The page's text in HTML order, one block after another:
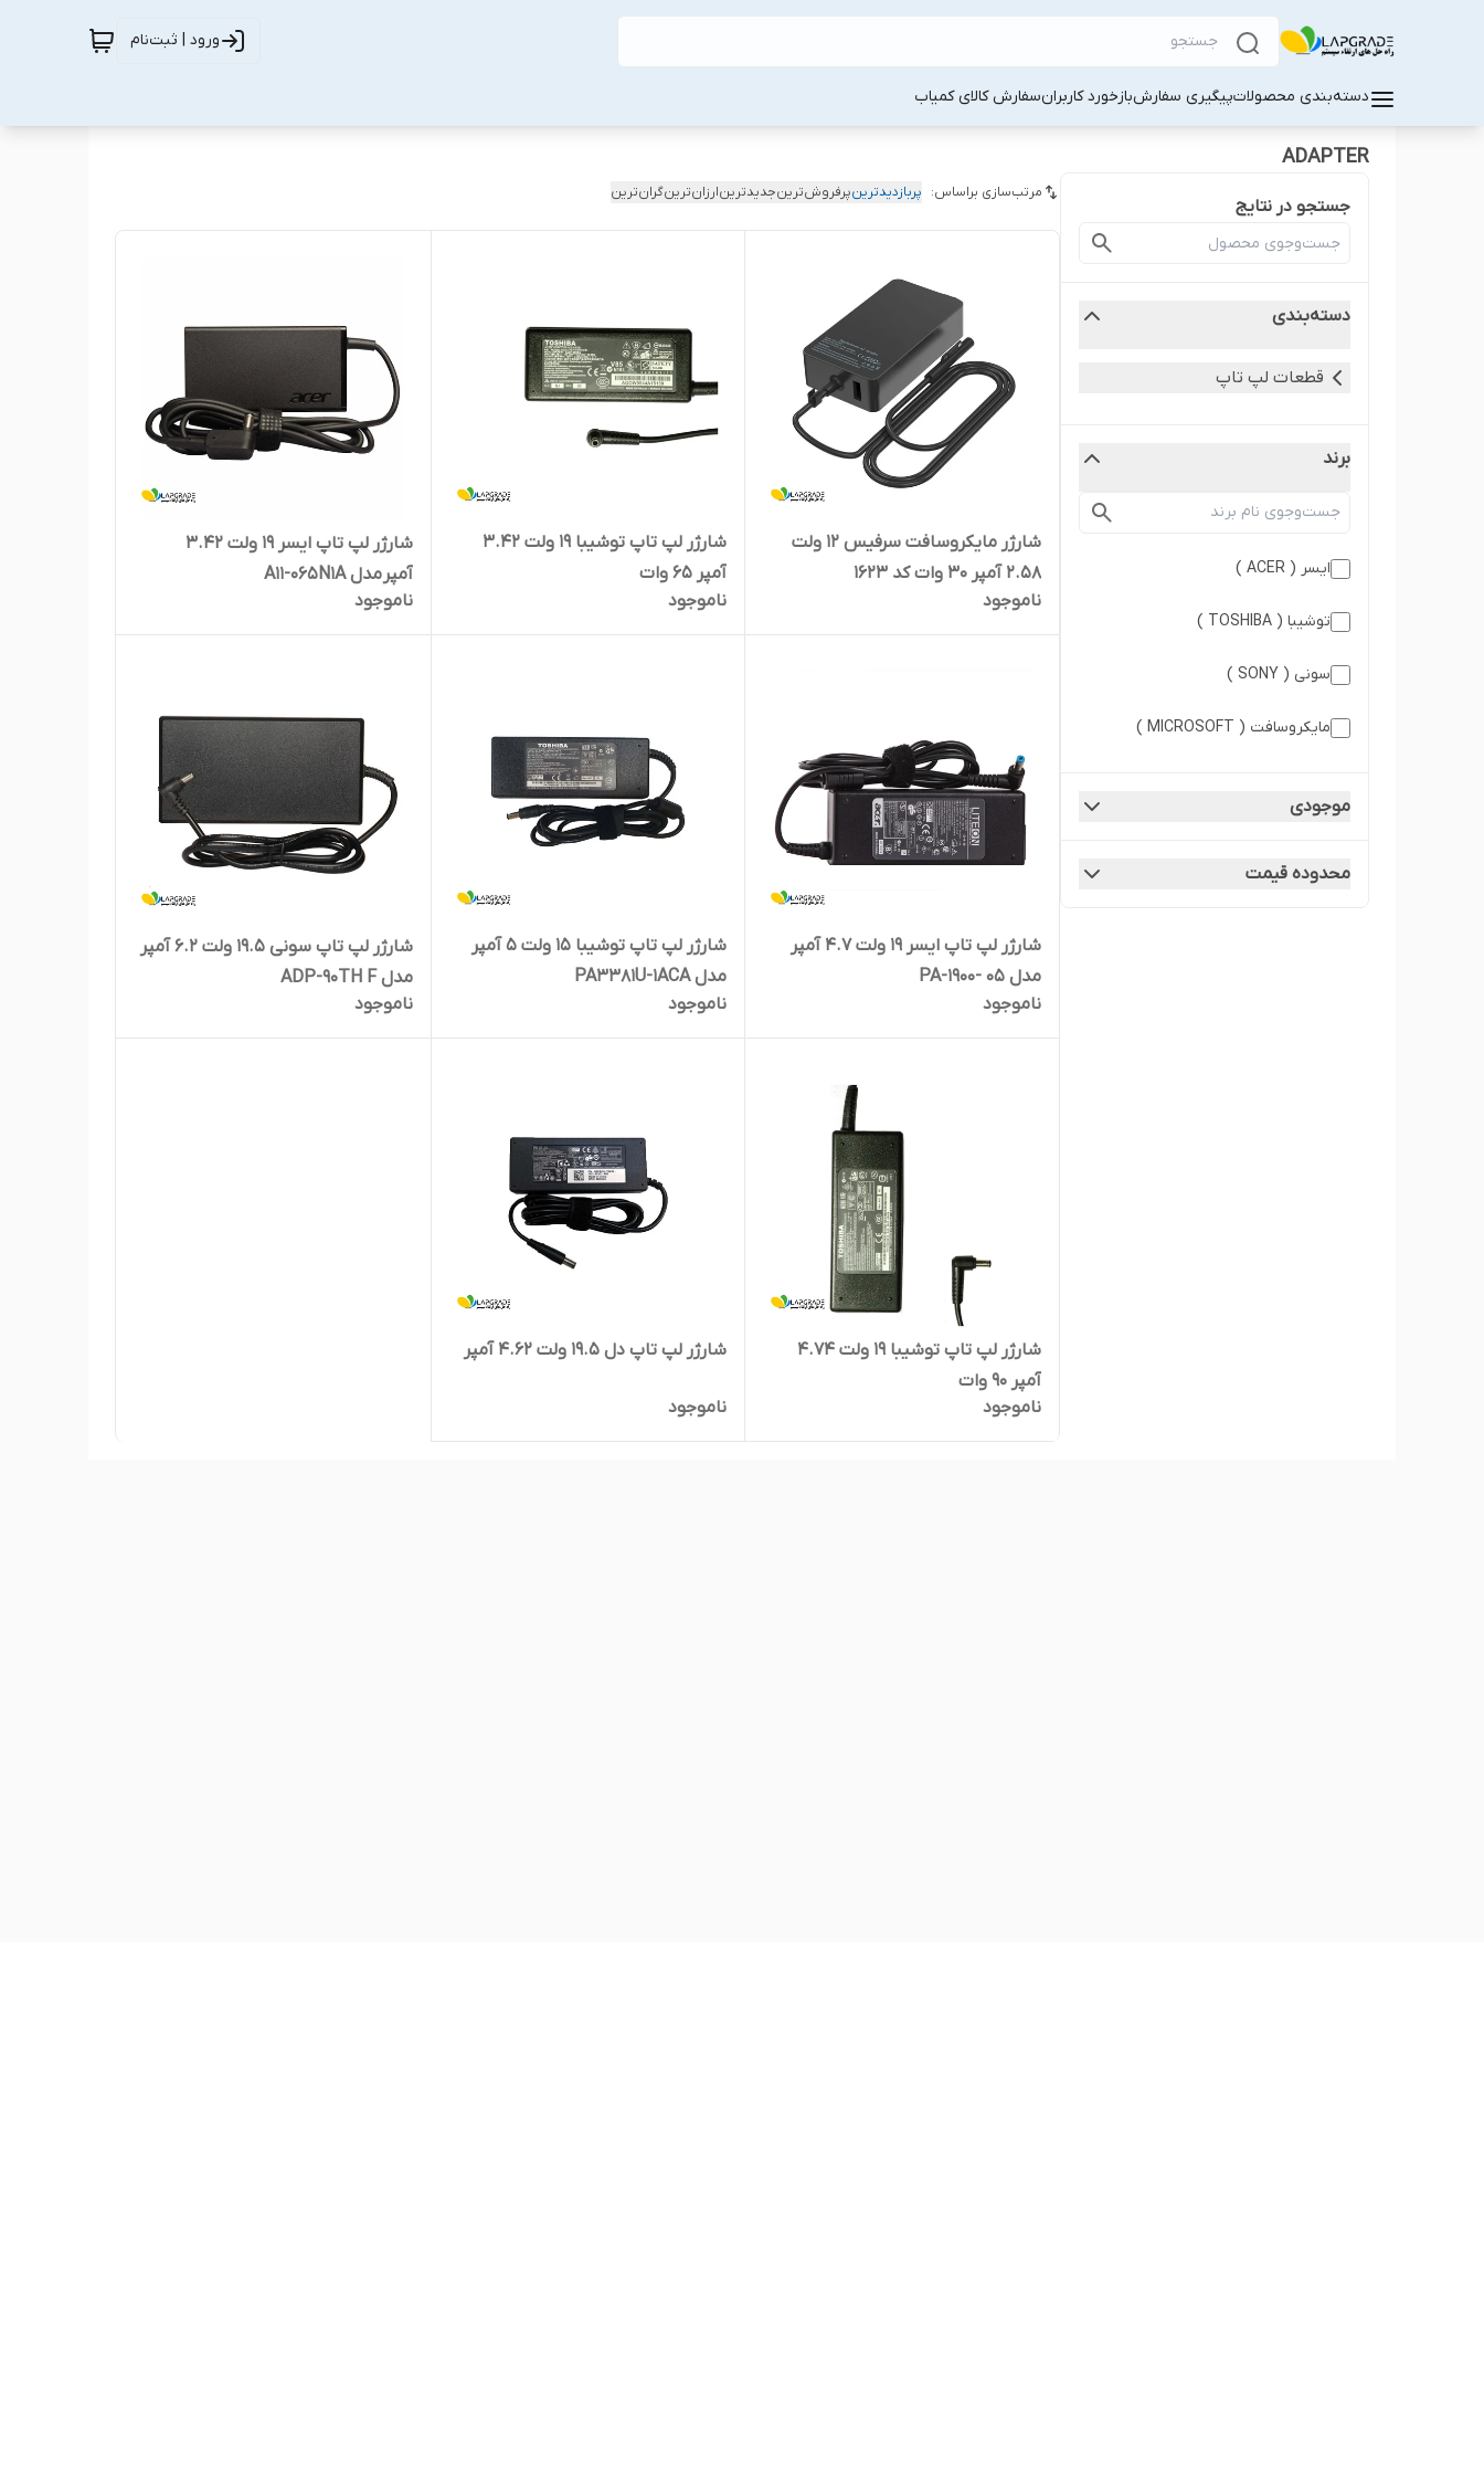
ورود | ثبت‌نام
دسته‌بندی محصولاتپیگیری سفارشبازخورد کاربرانسفارش کالا‌ی کمیاب
ADAPTER
جستجو در نتایج
دسته‌بندی
قطعات لپ‌ تاپ
برند
ایسر ( ACER )
توشیبا ( TOSHIBA )
سونی ( SONY )
مایکروسافت ( MICROSOFT )
موجودی
محدوده قیمت
مرتب‌سازی براساس: پربازدیدترینپرفروش‌ترینجدیدترینارزان‌ترینگران‌ترین
شارژر مایکروسافت سرفیس 12 ولت
2.58 آمپر 30 وات کد 1623
ناموجود
شارژر لپ تاپ توشیبا 19 ولت 3.42
آمپر 65 وات
ناموجود
شارژر لپ تاپ ایسر 19 ولت 3.42
آمپر مدل A11-065N1A
ناموجود
شارژر لپ تاپ ایسر 19 ولت 4.7 آمپر
مدل PA-1900- 05
ناموجود
شارژر لپ تاپ توشیبا 15 ولت 5 آمپر
مدل PA3381U-1ACA
ناموجود
شارژر لپ تاپ سونی 19.5 ولت 6.2 آمپر
مدل ADP-90TH F
ناموجود
شارژر لپ تاپ توشیبا 19 ولت 4.74
آمپر 90 وات
ناموجود
شارژر لپ تاپ دل 19.5 ولت 4.62 آمپر
ناموجود